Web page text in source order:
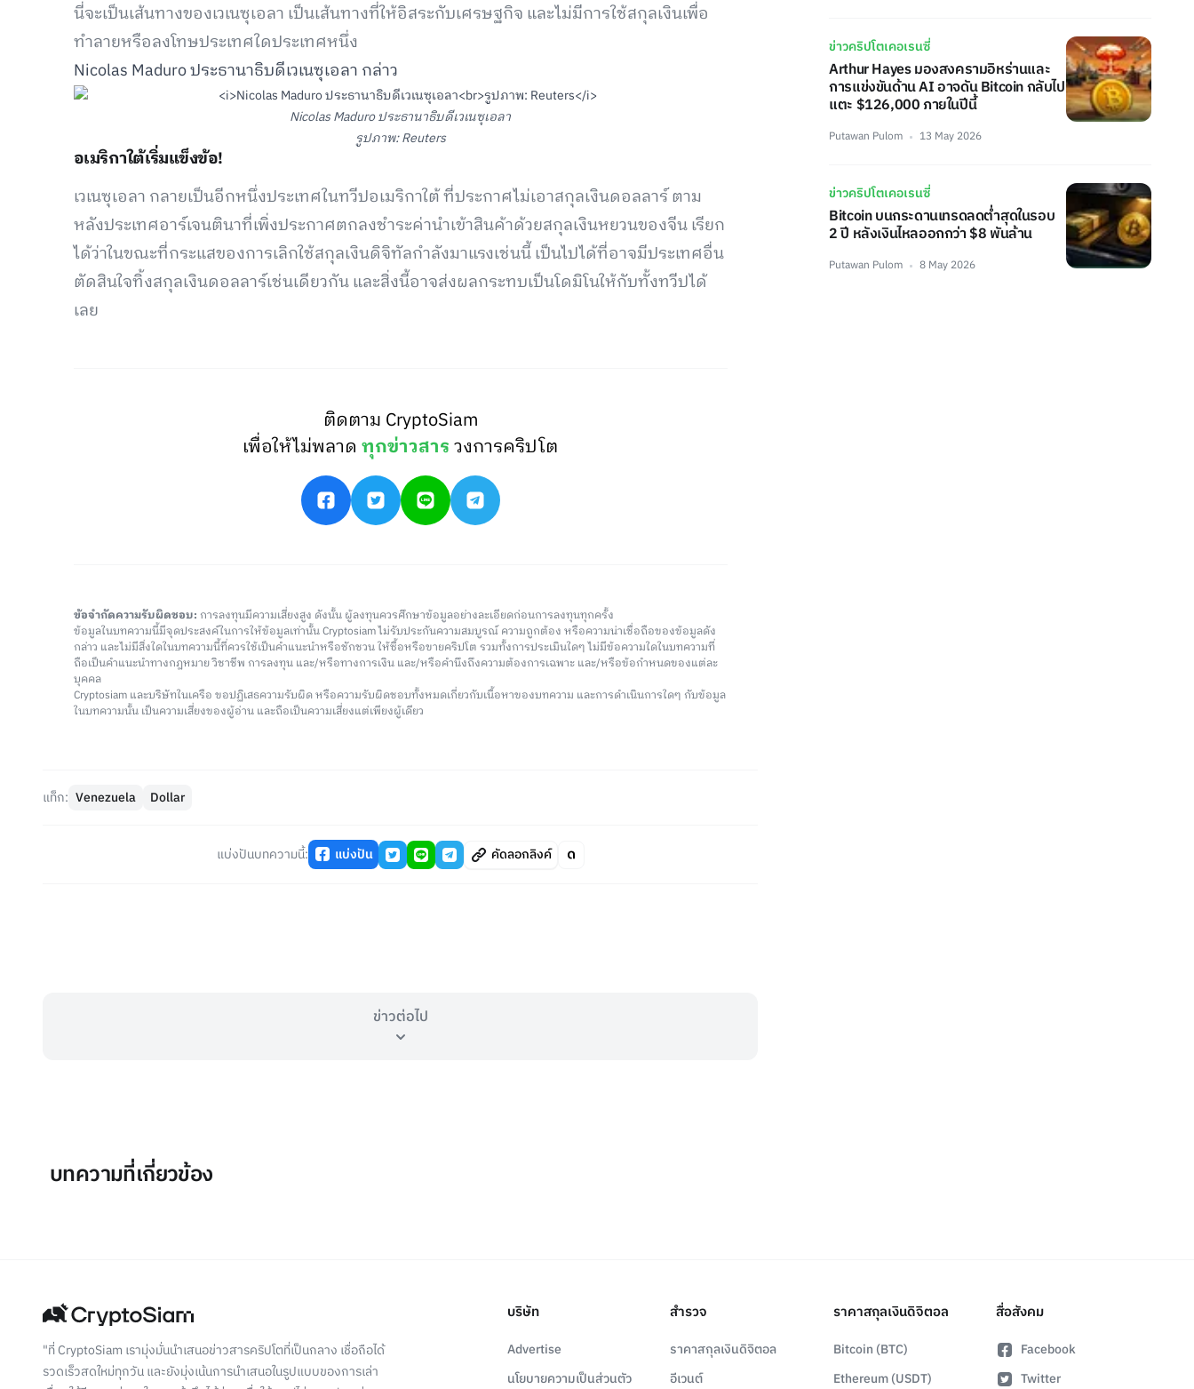
นี่จะเป็นเส้นทางของเวเนซุเอลา เป็นเส้นทางที่ให้อิสระกับเศรษฐกิจ และไม่มีการใช้สกุลเงินเพื่อ
ทำลายหรือลงโทษประเทศใดประเทศหนึ่ง
Nicolas Maduro ประธานาธิบดีเวเนซุเอลา กล่าว
Nicolas Maduro ประธานาธิบดีเวเนซุเอลา
รูปภาพ: Reuters
อเมริกาใต้เริ่มแข็งข้อ!
เวเนซุเอลา กลายเป็นอีกหนึ่งประเทศในทวีปอเมริกาใต้ ที่ประกาศไม่เอาสกุลเงินดอลลาร์ ตาม
หลังประเทศอาร์เจนตินาที่เพิ่งประกาศตกลงชำระค่านำเข้าสินค้าด้วยสกุลเงินหยวนของจีน เรียก
ได้ว่าในขณะที่กระแสของการเลิกใช้สกุลเงินดิจิทัลกำลังมาแรงเช่นนี้ เป็นไปได้ที่อาจมีประเทศอื่น
ตัดสินใจทิ้งสกุลเงินดอลลาร์เช่นเดียวกัน และสิ่งนี้อาจส่งผลกระทบเป็นโดมิโนให้กับทั้งทวีปได้
เลย
ติดตาม CryptoSiam
เพื่อให้ไม่พลาดทุกข่าวสารวงการคริปโต
ข้อจำกัดความรับผิดชอบ: การลงทุนมีความเสี่ยงสูง ดังนั้น ผู้ลงทุนควรศึกษาข้อมูลอย่างละเอียดก่อนการลงทุนทุกครั้ง
ข้อมูลในบทความนี้มีจุดประสงค์ในการให้ข้อมูลเท่านั้น Cryptosiam ไม่รับประกันความสมบูรณ์ ความถูกต้อง หรือความน่าเชื่อถือของข้อมูลดัง
กล่าว และไม่มีสิ่งใดในบทความนี้ที่ควรใช้เป็นคำแนะนำหรือชักชวน ให้ซื้อหรือขายคริปโต รวมทั้งการประเมินใดๆ ไม่มีข้อความใดในบทความที่
ถือเป็นคำแนะนำทางกฎหมาย วิชาชีพ การลงทุน และ/หรือทางการเงิน และ/หรือคำนึงถึงความต้องการเฉพาะ และ/หรือข้อกำหนดของแต่ละ
บุคคล
Cryptosiam และบริษัทในเครือ ขอปฏิเสธความรับผิด หรือความรับผิดชอบทั้งหมดเกี่ยวกับเนื้อหาของบทความ และการดำเนินการใดๆ กับข้อมูล
ในบทความนั้น เป็นความเสี่ยงของผู้อ่าน และถือเป็นความเสี่ยงแต่เพียงผู้เดียว
แท็ก: Venezuela Dollar
แบ่งปันบทความนี้: แบ่งปัน คัดลอกลิงค์
ข่าวต่อไป
ข่าวคริปโตเคอเรนซี่
Arthur Hayes มองสงครามอิหร่านและ
การแข่งขันด้าน AI อาจดัน Bitcoin กลับไป
แตะ $126,000 ภายในปีนี้
Putawan Pulom 13 May 2026
ข่าวคริปโตเคอเรนซี่
Bitcoin บนกระดานเทรดลดต่ำสุดในรอบ
2 ปี หลังเงินไหลออกกว่า $8 พันล้าน
Putawan Pulom 8 May 2026
บทความที่เกี่ยวข้อง
"ที่ CryptoSiam เรามุ่งมั่นนำเสนอข่าวสารคริปโตที่เป็นกลาง เชื่อถือได้
รวดเร็วสดใหม่ทุกวัน และยังมุ่งเน้นการนำเสนอในรูปแบบของการเล่า
บริษัท
Advertise
นโยบายความเป็นส่วนตัว
สำรวจ
ราคาสกุลเงินดิจิตอล
อีเวนต์
ราคาสกุลเงินดิจิตอล
Bitcoin (BTC)
Ethereum (USDT)
สื่อสังคม
Facebook
Twitter